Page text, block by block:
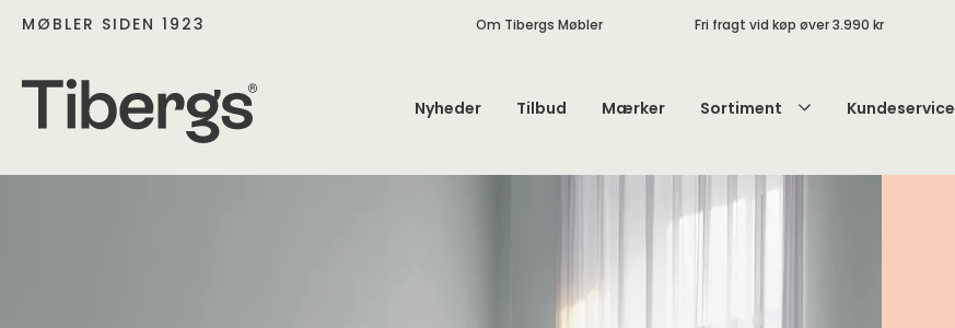
MØBLER SIDEN 1923 Om Tibergs Møbler Fri fragt vid køp øver 3.990 kr
Nyheder Tilbud Mærker Sortiment Kundeservice